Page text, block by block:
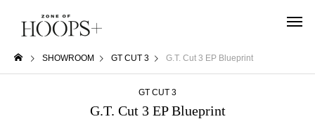
SHOWROOM GT CUT 3 G.T. Cut 3 EP Blueprint
GT CUT 3
G.T. Cut 3 EP Blueprint